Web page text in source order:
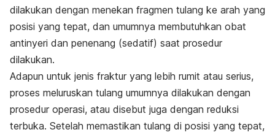
dilakukan dengan menekan fragmen tulang ke arah yang
posisi yang tepat, dan umumnya membutuhkan obat
antinyeri dan penenang (sedatif) saat prosedur
dilakukan.
Adapun untuk jenis fraktur yang lebih rumit atau serius,
proses meluruskan tulang umumnya dilakukan dengan
prosedur operasi, atau disebut juga dengan reduksi
terbuka. Setelah memastikan tulang di posisi yang tepat,